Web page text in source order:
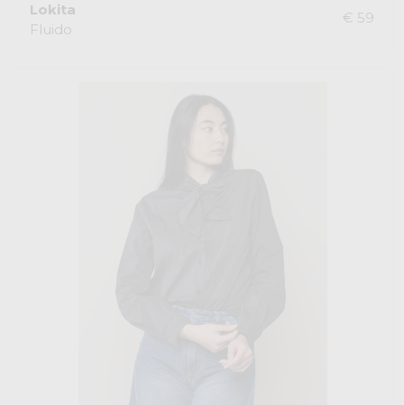
Lokita
Fluido
€ 59